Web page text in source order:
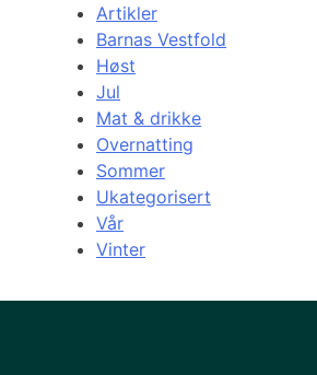
Artikler
Barnas Vestfold
Høst
Jul
Mat & drikke
Overnatting
Sommer
Ukategorisert
Vår
Vinter